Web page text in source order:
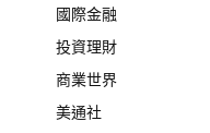
國際金融
投資理財
商業世界
美通社